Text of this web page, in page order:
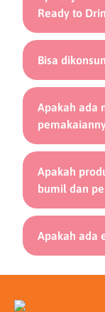
Ready to
Bisa
Apakah ada
Apakah
bumil dan
Apakah ada